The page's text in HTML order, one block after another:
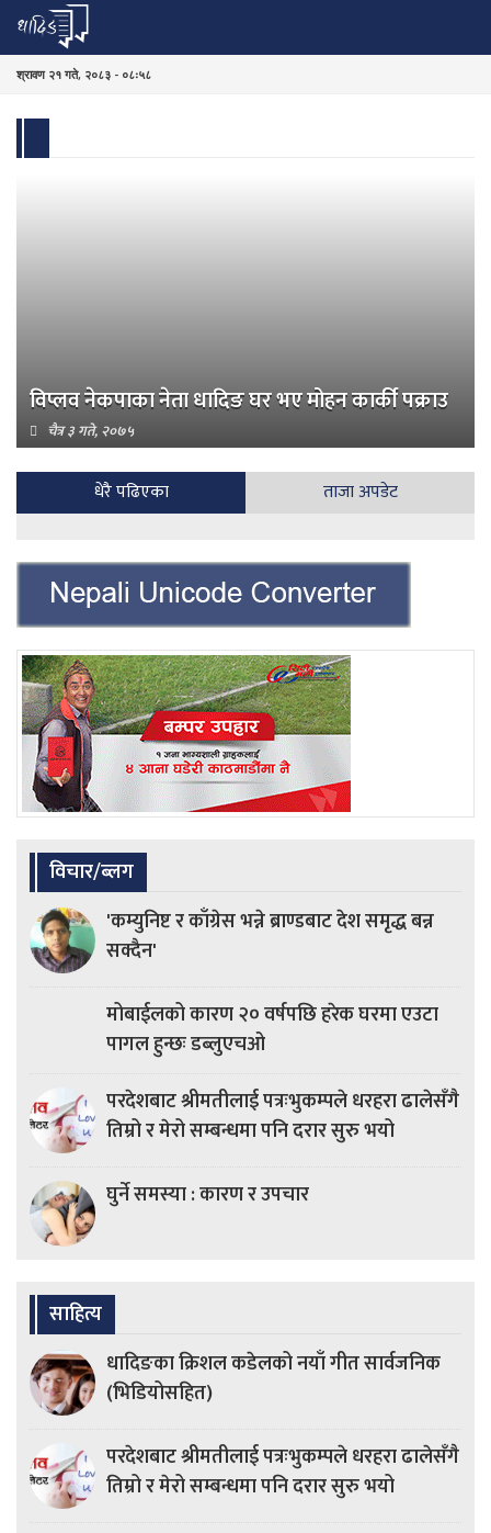
श्रावण २१ गते, २०८३ - ०८ः५८
विप्लव नेकपाका नेता धादिङ घर भए मोहन कार्की पक्राउ
चैत्र ३ गते, २०७५
धेरै पढिएका ताजा अपडेट
विचार/ब्लग
'कम्युनिष्ट र काँग्रेस भन्ने ब्राण्डबाट देश समृद्ध बन्न
सक्दैन'
मोबाईलको कारण २० वर्षपछि हरेक घरमा एउटा
पागल हुन्छः डब्लुएचओ
परदेशबाट श्रीमतीलाई पत्रःभुकम्पले धरहरा ढालेसँगै
तिम्रो र मेरो सम्बन्धमा पनि दरार सुरु भयो
घुर्ने समस्या : कारण र उपचार
साहित्य
धादिङका क्रिशल कडेलको नयाँ गीत सार्वजनिक
(भिडियोसहित)
परदेशबाट श्रीमतीलाई पत्रःभुकम्पले धरहरा ढालेसँगै
तिम्रो र मेरो सम्बन्धमा पनि दरार सुरु भयो